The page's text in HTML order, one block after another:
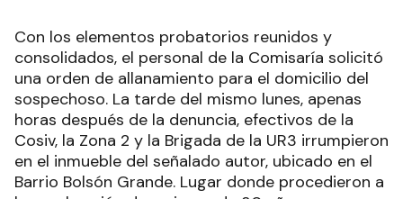
Con los elementos probatorios reunidos y
consolidados, el personal de la Comisaría solicitó
una orden de allanamiento para el domicilio del
sospechoso. La tarde del mismo lunes, apenas
horas después de la denuncia, efectivos de la
Cosiv, la Zona 2 y la Brigada de la UR3 irrumpieron
en el inmueble del señalado autor, ubicado en el
Barrio Bolsón Grande. Lugar donde procedieron a